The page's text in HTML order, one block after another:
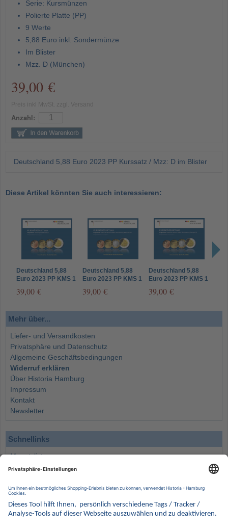
Serie: Kursmünzen
Polierte Platte (PP)
9 Werte
5,88 Euro inkl. Sondermünze
Im Blister
Mzz. D (München)
39,00 €
Anzahl:
Deutschland 5,88 Euro 2023 PP Kurssatz / Mzz: D im Blister
Diese Artikel könnten Sie auch interessieren:
Deutschland 5,88
Euro 2023 PP KMS 1
39,00 €
Deutschland 5,88
Euro 2023 PP KMS 1
39,00 €
Deutschland 5,88
Euro 2023 PP KMS 1
39,00 €
Mehr über...
Liefer- und Versandkosten
Privatsphäre und Datenschutz
Allgemeine Geschäftsbedingungen
Widerruf erklären
Über Historia Hamburg
Impressum
Kontakt
Newsletter
Schnellinks
Monatsliste
Angebote
Wissenswertes
Kontakt